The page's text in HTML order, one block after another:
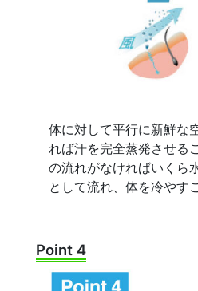
体に対して平行に新鮮な
れば汗を完全蒸発させる
の流れがなければいくら
として流れ、体を冷やす
Point 4